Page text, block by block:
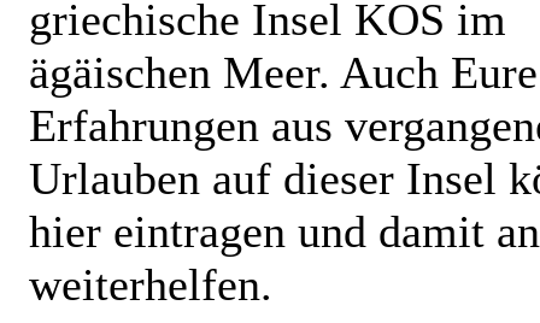
griechische Insel KOS im
ägäischen Meer. Auch Eure
Erfahrungen aus
Urlauben auf dieser Insel
hier eintragen und damit
weiterhelfen.